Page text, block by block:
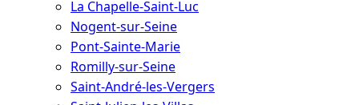
La Chapelle-Saint-Luc
Nogent-sur-Seine
Pont-Sainte-Marie
Romilly-sur-Seine
Saint-André-les-Vergers